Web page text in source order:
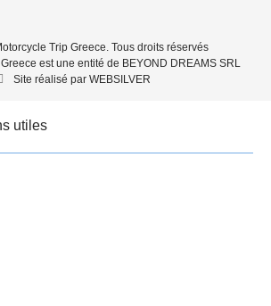
Trip Greece. Tous droits réservés
est une entité de BEYOND DREAMS SRL
Site réalisé par WEBSILVER
utiles